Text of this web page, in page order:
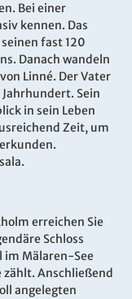
Bei einer
kennen. Das
fast 120
Danach wandeln
Linné. Der Vater
Sein
in sein Leben
Zeit, um
erreichen Sie
Schloss
im Mälaren-See
Anschließend
angelegten